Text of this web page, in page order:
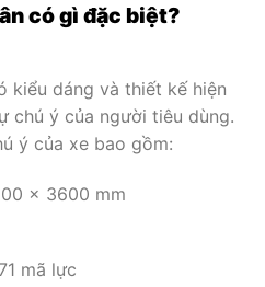
có gì đặc biệt?
kiểu dáng và thiết kế hiện
chú ý của người tiêu dùng.
ý của xe bao gồm:
x 3600 mm
mã lực